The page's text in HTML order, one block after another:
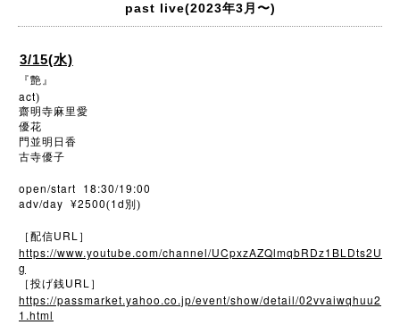
past live(2023年3月〜)
3/15(水)
『艶』
act)
齋明寺麻里愛
優花
門並明日香
古寺優子
open/start 18:30/19:00
adv/day ¥2500(1d 別)
［配信URL ］
https://www.youtube.com/channel/UCpxzAZQlmqbRDz1BLDts2U
g
［投げ銭URL ］
https://passmarket.yahoo.co.jp/event/show/detail/02vvaiwqhuu2
1.html